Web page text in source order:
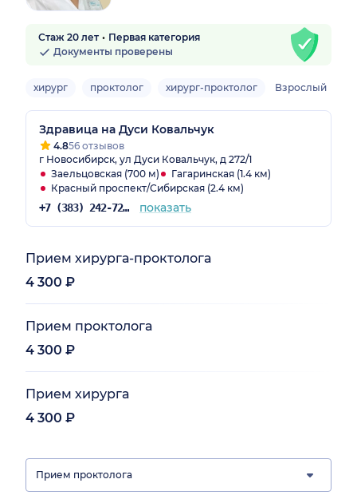
Стаж 20 лет
Первая категория
Документы проверены
хирург проктолог хирург-проктолог Взрослый
Здравица на Дуси Ковальчук
4.856 отзывов
г Новосибирск, ул Дуси Ковальчук, д 272/1
Заельцовская (700 м)
Гагаринская (1.4 км)
Красный проспект/Сибирская (2.4 км)
+7 (383) 242-72-53 показать
Прием хирурга-проктолога
4 300 ₽
Прием проктолога
4 300 ₽
Прием хирурга
4 300 ₽
Прием проктолога